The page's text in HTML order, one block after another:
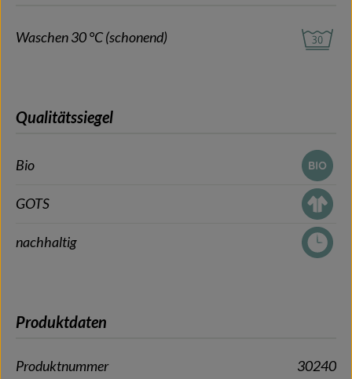
Waschen 30 °C (schonend)
Qualitätssiegel
Bio
GOTS
nachhaltig
Produktdaten
Produktnummer 30240